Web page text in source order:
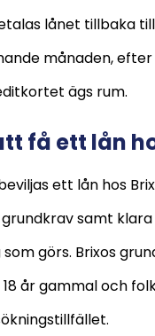
lånet tillbaka
månaden,
ägs rum.
få ett lån
ett lån hos
samt
görs. Brixos
år gammal och